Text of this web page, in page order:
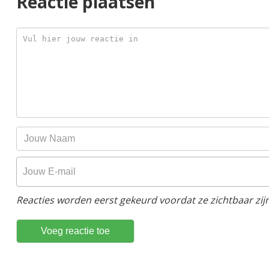
Reacties worden eerst gekeurd voordat ze zichtbaar